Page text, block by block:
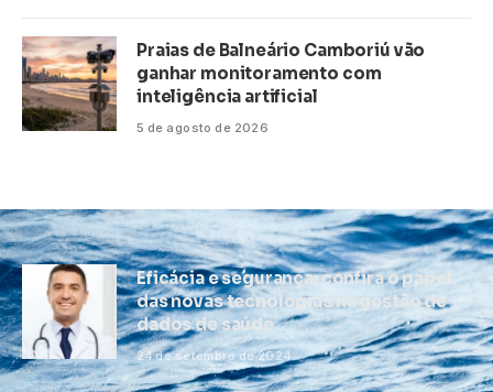
Praias de Balneário Camboriú vão
ganhar monitoramento com
inteligência artificial
5 de agosto de 2026
Eficácia e segurança: confira o papel
das novas tecnologias na gestão de
dados de saúde
24 de setembro de 2024